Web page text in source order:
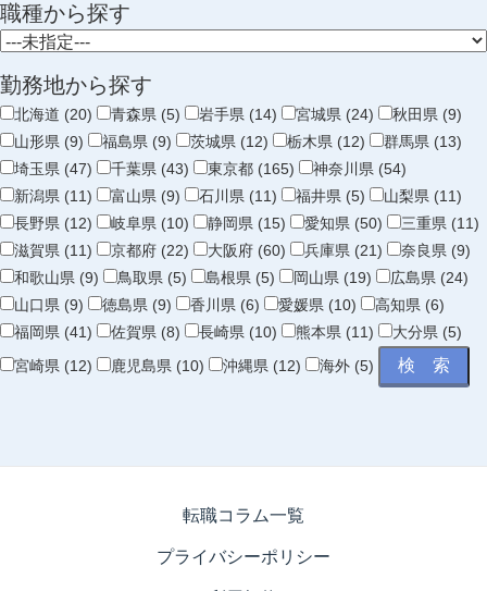
職種から探す
勤務地から探す
北海道 (20) 青森県 (5) 岩手県 (14) 宮城県 (24)
秋田県 (9)
山形県 (9)
福島県 (9) 茨城県 (12) 栃木県 (12)
群馬県 (13)
埼玉県 (47)
千葉県 (43) 東京都 (165)
神奈川県 (54)
新潟県 (11)
富山県 (9) 石川県 (11) 福井県 (5)
山梨県 (11)
長野県 (12)
岐阜県 (10) 静岡県 (15) 愛知県 (50)
三重県 (11)
滋賀県 (11)
京都府 (22) 大阪府 (60) 兵庫県 (21)
奈良県 (9)
和歌山県 (9)
鳥取県 (5) 島根県 (5) 岡山県 (19)
広島県 (24)
山口県 (9)
徳島県 (9) 香川県 (6) 愛媛県 (10)
高知県 (6)
福岡県 (41)
佐賀県 (8) 長崎県 (10) 熊本県 (11)
大分県 (5)
宮崎県 (12)
鹿児島県 (10) 沖縄県 (12) 海外 (5)
転職コラム一覧
プライバシーポリシー